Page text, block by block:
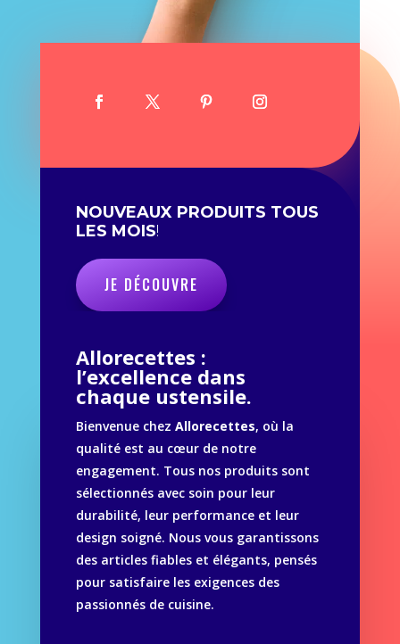
NOUVEAUX PRODUITS TOUS
LES MOIS!
JE DÉCOUVRE
Allorecettes :
l’excellence dans
chaque ustensile.
Bienvenue chez Allorecettes, où la
qualité est au cœur de notre
engagement. Tous nos produits sont
sélectionnés avec soin pour leur
durabilité, leur performance et leur
design soigné. Nous vous garantissons
des articles fiables et élégants, pensés
pour satisfaire les exigences des
passionnés de cuisine.